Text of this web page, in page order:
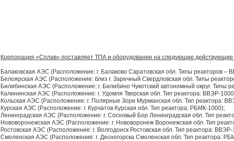
Корпорация «Сплав» поставляет ТПА и оборудование на следующие
Балаковская АЭС (Расположение: г. Балаково Саратовская обл. Типы реакторов –
Белоярская АЭС (Расположение: близ г. Заречный Свердловская обл. Типы
Билибинская АЭС (Расположение: г. Билибино Чукотский автономный округ. Типы
Калининская АЭС (Расположение: г. Удомля Тверская обл. Тип реактора: ВВЭР-
Кольская АЭС (Расположение: г. Полярные Зори Мурманская обл. Тип реактора:
Курская АЭС (Расположение: г. Курчатов Курская обл. Тип реактора: РБМК-1000);
Ленинградская АЭС (Расположение: г. Сосновый Бор Ленинградская обл. Тип
Нововоронежская АЭС (Расположение: г. Нововоронеж Воронежская обл. Тип
Ростовская АЭС (Расположение: г. Волгодонск Ростовская обл. Тип реактора:
Смоленская АЭС (Расположение: г. Десногорска Смоленская обл. Тип реактора: